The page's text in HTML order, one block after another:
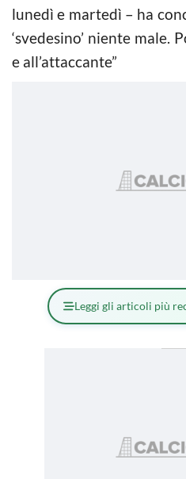
lunedì e martedì – ha
‘svedesino’ niente male.
e all’attaccante”
Leggi gli articoli più